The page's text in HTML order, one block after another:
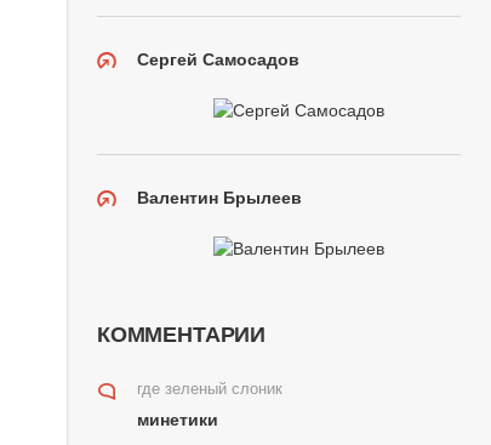
Сергей Самосадов
Валентин Брылеев
КОММЕНТАРИИ
где зеленый слоник
минетики